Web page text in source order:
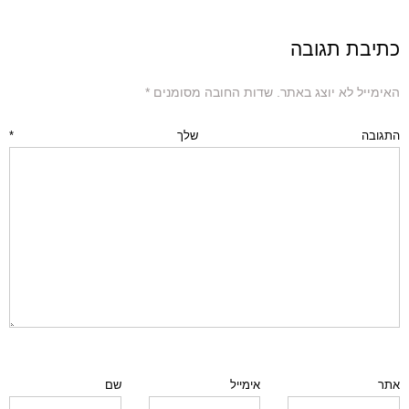
כתיבת תגובה
האימייל לא יוצג באתר. שדות החובה מסומנים *
התגובה שלך *
שם אימייל אתר